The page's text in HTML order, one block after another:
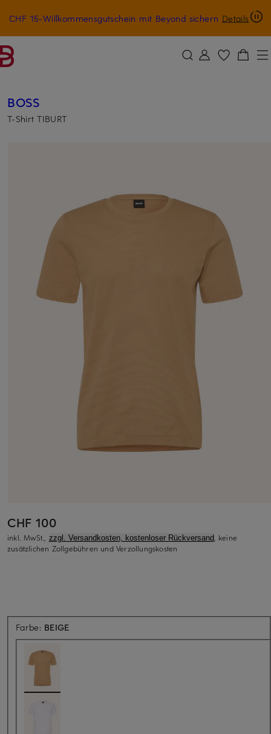
ZUM HAUPTINHALT ÜBERSPRINGEN ZUM SUCHFELD ÜBERSPRINGEN
CHF 15-Willkommensgutschein mit Beyond sichern Details
BOSS
T-Shirt TIBURT
CHF 100
inkl. MwSt., zzgl. Versandkosten, kostenloser Rückversand, keine
zusätzlichen Zollgebühren und Verzollungskosten
Farbe: BEIGE